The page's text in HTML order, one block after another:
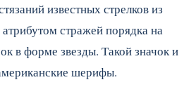
известных стрелков из
стражей порядка на
в форме звезды. Такой значок и
шерифы.